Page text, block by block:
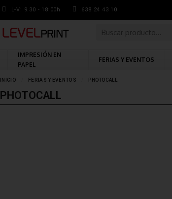
L-V: 9.30 - 18:00h 638 24 43 10
IMPRESIÓN EN
PAPEL
FERIAS Y EVENTOS
INICIO FERIAS Y EVENTOS PHOTOCALL
PHOTOCALL